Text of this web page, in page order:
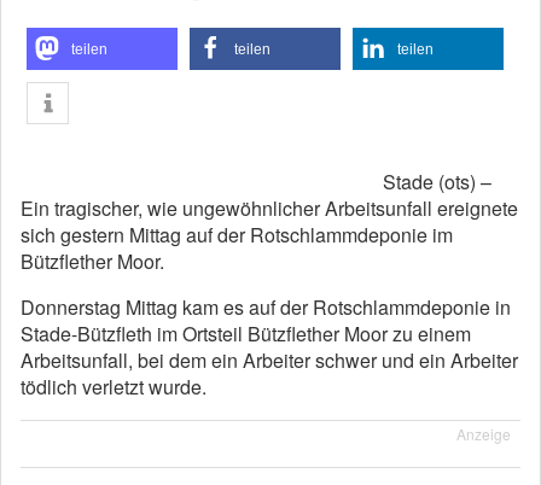
teilen teilen teilen
Stade (ots) –
Ein tragischer, wie ungewöhnlicher Arbeitsunfall ereignete
sich gestern Mittag auf der Rotschlammdeponie im
Bützflether Moor.
Donnerstag Mittag kam es auf der Rotschlammdeponie in
Stade-Bützfleth im Ortsteil Bützflether Moor zu einem
Arbeitsunfall, bei dem ein Arbeiter schwer und ein Arbeiter
tödlich verletzt wurde.
Anzeige